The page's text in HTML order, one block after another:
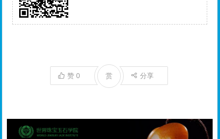
赞0 分享
赏